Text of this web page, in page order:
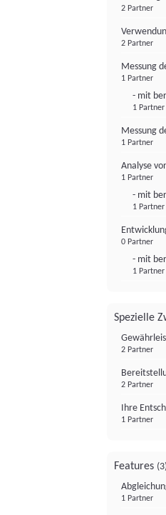
2 Partner
2 Partner
Messung
1 Partner
- mit
1 Partner
Messung
1 Partner
Analyse
1 Partner
- mit
1 Partner
0 Partner
- mit
1 Partner
Spezielle
2 Partner
2 Partner
Ihre
1 Partner
Features
1 Partner